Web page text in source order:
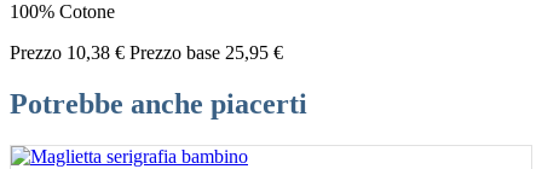
100% Cotone
Prezzo 10,38 € Prezzo base 25,95 €
Potrebbe anche piacerti